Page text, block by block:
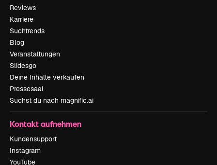
Reviews
Karriere
Suchtrends
Blog
Veranstaltungen
Slidesgo
Deine Inhalte verkaufen
Pressesaal
Suchst du nach magnific.ai
Kontakt aufnehmen
Kundensupport
Instagram
YouTube